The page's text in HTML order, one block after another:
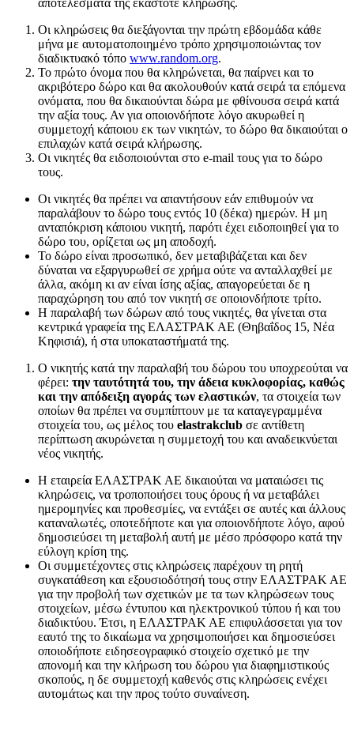
Οι κληρώσεις θα διεξάγονται την πρώτη εβδομάδα κάθε
μήνα με αυτοματοποιημένο τρόπο χρησιμοποιώντας τον
διαδικτυακό τόπο www.random.org.
Το πρώτο όνομα που θα κληρώνεται, θα παίρνει και το
ακριβότερο δώρο και θα ακολουθούν κατά σειρά τα επόμενα
ονόματα, που θα δικαιούνται δώρα με φθίνουσα σειρά κατά
την αξία τους. Αν για οποιονδήποτε λόγο ακυρωθεί η
συμμετοχή κάποιου εκ των νικητών, το δώρο θα δικαιούται ο
επιλαχών κατά σειρά κλήρωσης.
Οι νικητές θα ειδοποιούνται στο e-mail τους για το δώρο
τους.
Οι νικητές θα πρέπει να απαντήσουν εάν επιθυμούν να
παραλάβουν το δώρο τους εντός 10 (δέκα) ημερών. Η μη
ανταπόκριση κάποιου νικητή, παρότι έχει ειδοποιηθεί για το
δώρο του, ορίζεται ως μη αποδοχή.
Το δώρο είναι προσωπικό, δεν μεταβιβάζεται και δεν
δύναται να εξαργυρωθεί σε χρήμα ούτε να ανταλλαχθεί με
άλλα, ακόμη κι αν είναι ίσης αξίας, απαγορεύεται δε η
παραχώρηση του από τον νικητή σε οποιονδήποτε τρίτο.
Η παραλαβή των δώρων από τους νικητές, θα γίνεται στα
κεντρικά γραφεία της ΕΛΑΣΤΡΑΚ ΑΕ (Θηβαΐδος 15, Νέα
Κηφισιά), ή στα υποκαταστήματά της.
Ο νικητής κατά την παραλαβή του δώρου του υποχρεούται να
φέρει: την ταυτότητά του, την άδεια κυκλοφορίας, καθώς
και την απόδειξη αγοράς των ελαστικών, τα στοιχεία των
οποίων θα πρέπει να συμπίπτουν με τα καταγεγραμμένα
στοιχεία του, ως μέλος του elastrakclub σε αντίθετη
περίπτωση ακυρώνεται η συμμετοχή του και αναδεικνύεται
νέος νικητής.
Η εταιρεία ΕΛΑΣΤΡΑΚ ΑΕ δικαιούται να ματαιώσει τις
κληρώσεις, να τροποποιήσει τους όρους ή να μεταβάλει
ημερομηνίες και προθεσμίες, να εντάξει σε αυτές και άλλους
καταναλωτές, οποτεδήποτε και για οποιονδήποτε λόγο, αφού
δημοσιεύσει τη μεταβολή αυτή με μέσο πρόσφορο κατά την
εύλογη κρίση της.
Οι συμμετέχοντες στις κληρώσεις παρέχουν τη ρητή
συγκατάθεση και εξουσιοδότησή τους στην ΕΛΑΣΤΡΑΚ ΑΕ
για την προβολή των σχετικών με τα των κληρώσεων τους
στοιχείων, μέσω έντυπου και ηλεκτρονικού τύπου ή και του
διαδικτύου. Έτσι, η ΕΛΑΣΤΡΑΚ ΑΕ επιφυλάσσεται για τον
εαυτό της το δικαίωμα να χρησιμοποιήσει και δημοσιεύσει
οποιοδήποτε ειδησεογραφικό στοιχείο σχετικό με την
απονομή και την κλήρωση του δώρου για διαφημιστικούς
σκοπούς, η δε συμμετοχή καθενός στις κληρώσεις ενέχει
αυτομάτως και την προς τούτο συναίνεση.